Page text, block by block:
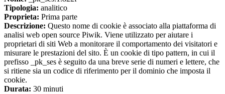
Tipologia: analitico
Proprieta: Prima parte
Descrizione: Questo nome di cookie è associato alla piattaforma di
analisi web open source Piwik. Viene utilizzato per aiutare i
proprietari di siti Web a monitorare il comportamento dei visitatori e
misurare le prestazioni del sito. È un cookie di tipo pattern, in cui il
prefisso _pk_ses è seguito da una breve serie di numeri e lettere, che
si ritiene sia un codice di riferimento per il dominio che imposta il
cookie.
Durata: 30 minuti